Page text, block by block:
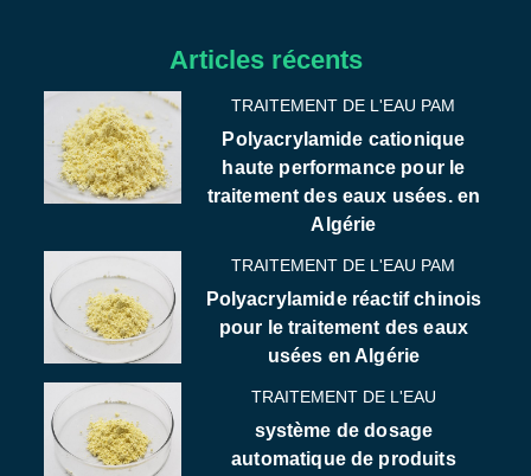
Articles récents
TRAITEMENT DE L'EAU PAM
Polyacrylamide cationique
haute performance pour le
traitement des eaux usées. en
Algérie
TRAITEMENT DE L'EAU PAM
Polyacrylamide réactif chinois
pour le traitement des eaux
usées en Algérie
TRAITEMENT DE L'EAU
système de dosage
automatique de produits